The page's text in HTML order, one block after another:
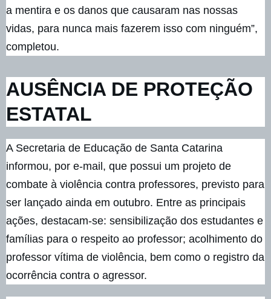
a mentira e os danos que causaram nas nossas
vidas, para nunca mais fazerem isso com ninguém”,
completou.
AUSÊNCIA DE PROTEÇÃO
ESTATAL
A Secretaria de Educação de Santa Catarina
informou, por e-mail, que possui um projeto de
combate à violência contra professores, previsto para
ser lançado ainda em outubro. Entre as principais
ações, destacam-se: sensibilização dos estudantes e
famílias para o respeito ao professor; acolhimento do
professor vítima de violência, bem como o registro da
ocorrência contra o agressor.